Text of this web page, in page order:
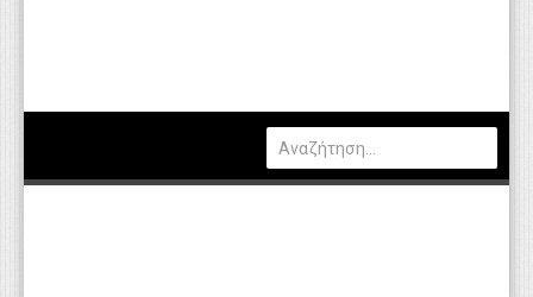
Καιρός